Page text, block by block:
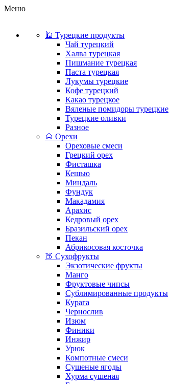
Меню
🕌 Турецкие продукты
Чай турецкий
Халва турецкая
Пишмание турецкая
Паста турецкая
Лукумы турецкие
Кофе турецкий
Какао турецкое
Вяленые помидоры турецкие
Турецкие оливки
Разное
🌰 Орехи
Ореховые смеси
Грецкий орех
Фисташка
Кешью
Миндаль
Фундук
Макадамия
Арахис
Кедровый орех
Бразильский орех
Пекан
Абрикосовая косточка
🍑 Сухофрукты
Экзотические фрукты
Манго
Фруктовые чипсы
Сублимированные продукты
Курага
Чернослив
Изюм
Финики
Инжир
Урюк
Компотные смеси
Сушеные ягоды
Хурма сушеная